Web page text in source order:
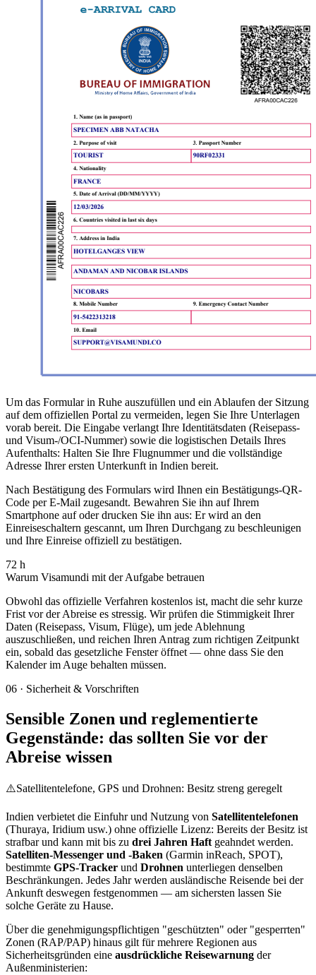
Um das Formular in Ruhe auszufüllen und ein Ablaufen der Sitzung
auf dem offiziellen Portal zu vermeiden, legen Sie Ihre Unterlagen
vorab bereit. Die Eingabe verlangt Ihre Identitätsdaten (Reisepass-
und Visum-/OCI-Nummer) sowie die logistischen Details Ihres
Aufenthalts: Halten Sie Ihre Flugnummer und die vollständige
Adresse Ihrer ersten Unterkunft in Indien bereit.
Nach Bestätigung des Formulars wird Ihnen ein Bestätigungs-QR-
Code per E-Mail zugesandt. Bewahren Sie ihn auf Ihrem
Smartphone auf oder drucken Sie ihn aus: Er wird an den
Einreiseschaltern gescannt, um Ihren Durchgang zu beschleunigen
und Ihre Einreise offiziell zu bestätigen.
72 h
Warum Visamundi mit der Aufgabe betrauen
Obwohl das offizielle Verfahren kostenlos ist, macht die sehr kurze
Frist vor der Abreise es stressig. Wir prüfen die Stimmigkeit Ihrer
Daten (Reisepass, Visum, Flüge), um jede Ablehnung
auszuschließen, und reichen Ihren Antrag zum richtigen Zeitpunkt
ein, sobald das gesetzliche Fenster öffnet — ohne dass Sie den
Kalender im Auge behalten müssen.
06 · Sicherheit & Vorschriften
Sensible Zonen und reglementierte
Gegenstände: das sollten Sie vor der
Abreise wissen
⚠️Satellitentelefone, GPS und Drohnen: Besitz streng geregelt
Indien verbietet die Einfuhr und Nutzung von Satellitentelefonen
(Thuraya, Iridium usw.) ohne offizielle Lizenz: Bereits der Besitz ist
strafbar und kann mit bis zu drei Jahren Haftgeahndet werden.
Satelliten-Messenger und -Baken (Garmin inReach, SPOT),
bestimmte GPS-Tracker und Drohnen unterliegen denselben
Beschränkungen. Jedes Jahr werden ausländische Reisende bei der
Ankunft deswegen festgenommen — am sichersten lassen Sie
solche Geräte zu Hause.
Über die genehmigungspflichtigen "geschützten" oder "gesperrten"
Zonen (RAP/PAP) hinaus gilt für mehrere Regionen aus
Sicherheitsgründen eine ausdrückliche Reisewarnung der
Außenministerien: